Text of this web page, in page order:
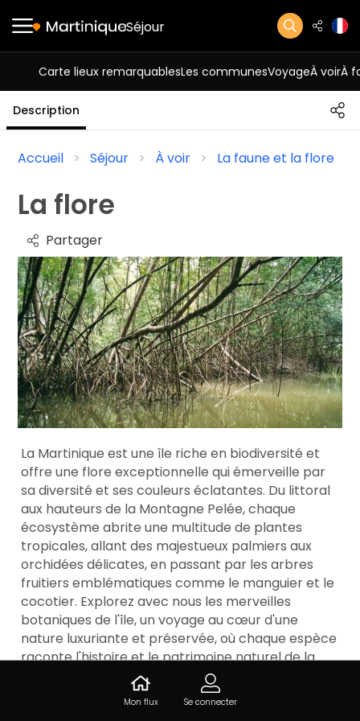
Séjour
Carte lieux remarquablesLes communesVoyageÀ voirÀ
Description
Accueil Séjour À voir La faune et la flore
La flore
Partager
La Martinique est une île riche en biodiversité et
offre une flore exceptionnelle qui émerveille par
sa diversité et ses couleurs éclatantes. Du littoral
aux hauteurs de la Montagne Pelée, chaque
écosystème abrite une multitude de plantes
tropicales, allant des majestueux palmiers aux
orchidées délicates, en passant par les arbres
fruitiers emblématiques comme le manguier et le
cocotier. Explorez avec nous les merveilles
botaniques de l'île, un voyage au cœur d'une
nature luxuriante et préservée, où chaque espèce
raconte l'histoire et le patrimoine naturel de la
Mon flux Se connecter